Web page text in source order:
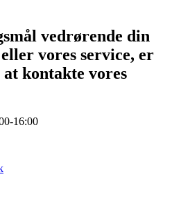
vedrørende din
vores service, er
kontakte vores
16:00